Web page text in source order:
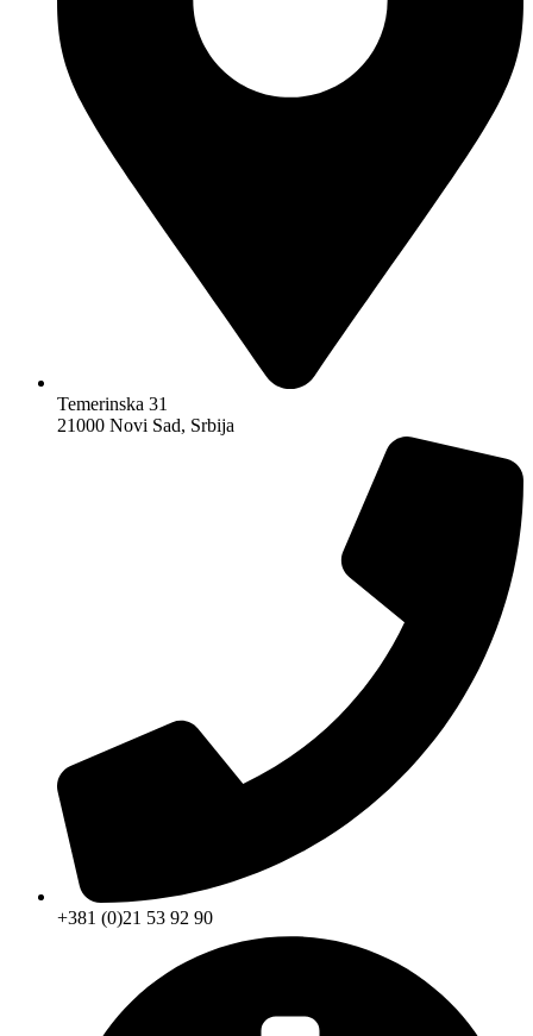
Temerinska 31
21000 Novi Sad, Srbija
+381 (0)21 53 92 90